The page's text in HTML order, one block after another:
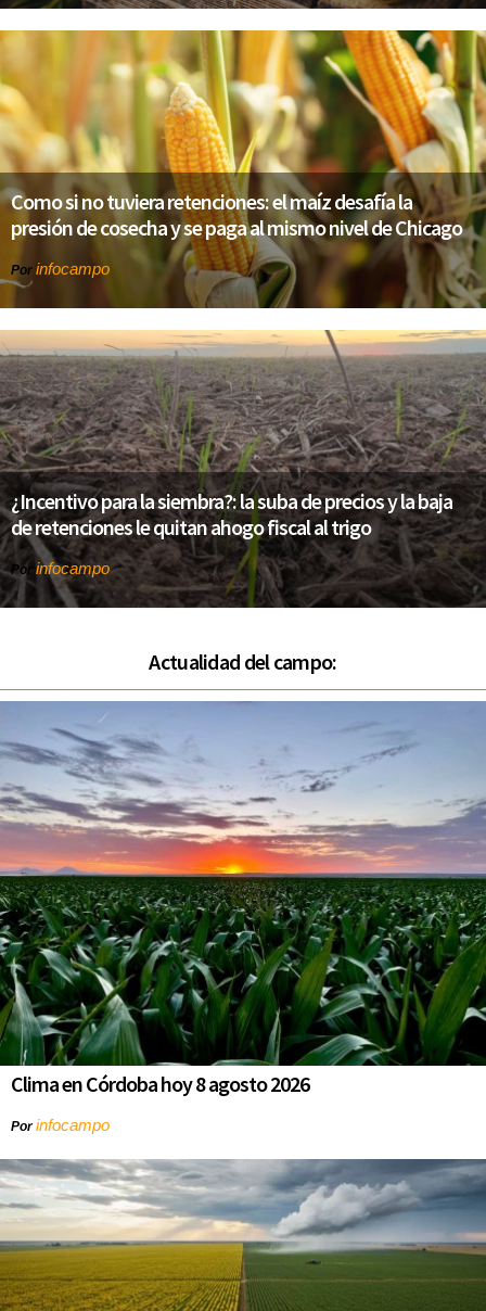
Como si no tuviera retenciones: el maíz desafía la
presión de cosecha y se paga al mismo nivel de Chicago
Por infocampo
¿Incentivo para la siembra?: la suba de precios y la baja
de retenciones le quitan ahogo fiscal al trigo
Por infocampo
Actualidad del campo:
Clima en Córdoba hoy 8 agosto 2026
Porinfocampo